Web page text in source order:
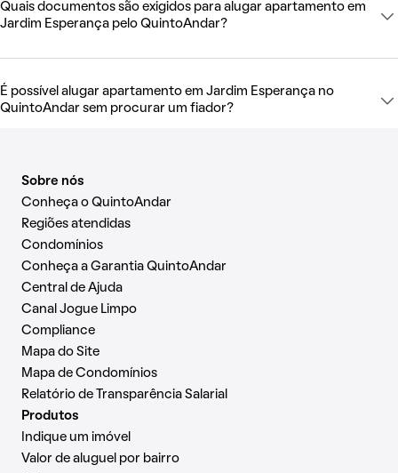
Quais documentos são exigidos para alugar apartamento em
Jardim Esperança pelo QuintoAndar?
É possível alugar apartamento em Jardim Esperança no
QuintoAndar sem procurar um fiador?
Sobre nós
Conheça o QuintoAndar
Regiões atendidas
Condomínios
Conheça a Garantia QuintoAndar
Central de Ajuda
Canal Jogue Limpo
Compliance
Mapa do Site
Mapa de Condomínios
Relatório de Transparência Salarial
Produtos
Indique um imóvel
Valor de aluguel por bairro